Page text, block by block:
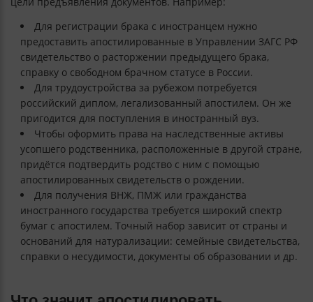
Для регистрации брака с иностранцем нужно
предоставить апостилированные в Управлении ЗАГС РФ
свидетельство о расторжении предыдущего брака,
справку о свободном брачном статусе в России.
Для трудоустройства за рубежом потребуется
российский диплом, легализованный апостилем. Он же
пригодится для поступления в иностранный вуз.
Чтобы оформить права на наследственные активы
усопшего родственника, расположенные в другой стране,
придётся подтвердить родство с ним с помощью
апостилированных свидетельств о рождении.
Для получения ВНЖ, ПМЖ или гражданства
иностранного государства требуется широкий спектр
бумаг с апостилем. Точный набор зависит от страны и
оснований для натурализации: семейные свидетельства,
справки о несудимости, документы об образовании и др.